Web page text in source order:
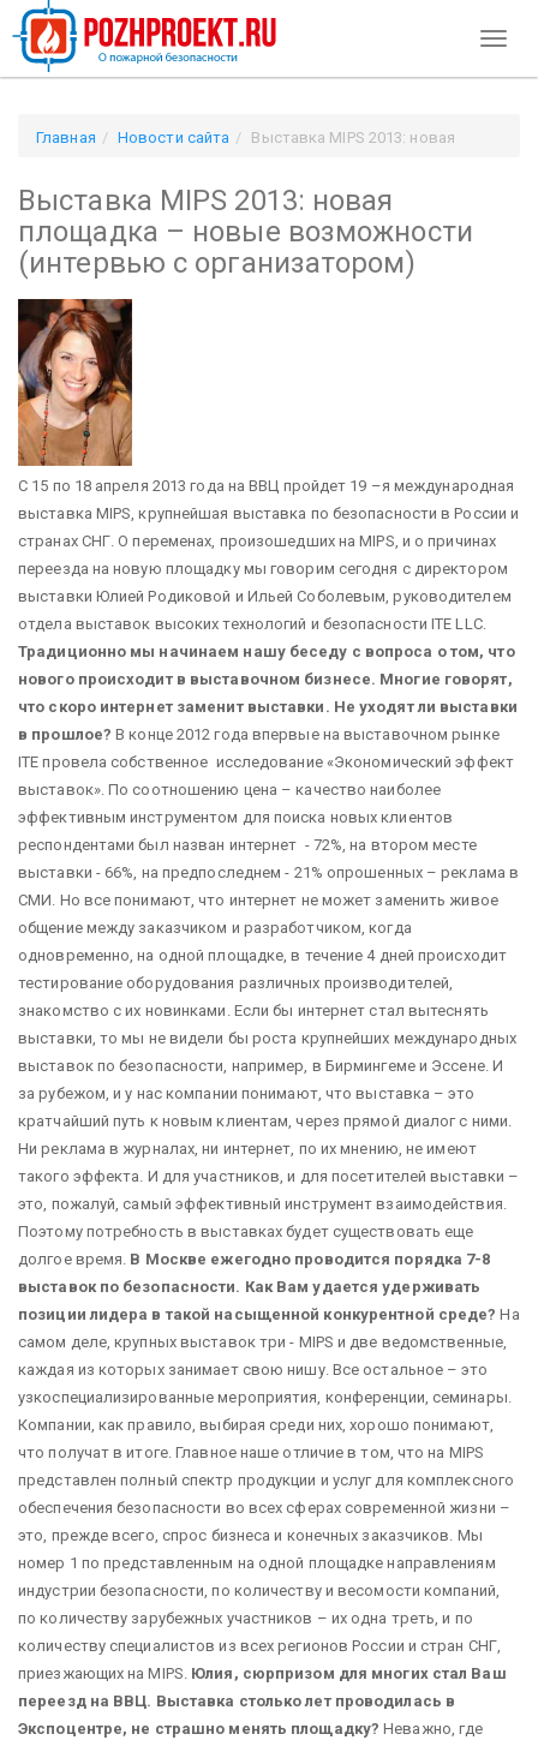
Главная Новости сайта
Выставка MIPS 2013: новая
организатором)
Выставка MIPS 2013: новая
площадка – новые возможности
(интервью с организатором)
С 15 по 18 апреля 2013 года на ВВЦ пройдет 19 –я международная
выставка MIPS, крупнейшая выставка по безопасности в России и
странах СНГ. О переменах, произошедших на MIPS, и о причинах
переезда на новую площадку мы говорим сегодня с директором
выставки Юлией Родиковой и Ильей Соболевым, руководителем
отдела выставок высоких технологий и безопасности ITE LLC.
Традиционно мы начинаем нашу беседу с вопроса о том, что
нового происходит в выставочном бизнесе. Многие говорят,
что скоро интернет заменит выставки. Не уходят ли выставки
в прошлое? В конце 2012 года впервые на выставочном рынке
ITE провела собственное исследование «Экономический эффект
выставок». По соотношению цена – качество наиболее
эффективным инструментом для поиска новых клиентов
респондентами был назван интернет - 72%, на втором месте
выставки - 66%, на предпоследнем - 21% опрошенных – реклама в
СМИ. Но все понимают, что интернет не может заменить живое
общение между заказчиком и разработчиком, когда
одновременно, на одной площадке, в течение 4 дней происходит
тестирование оборудования различных производителей,
знакомство с их новинками. Если бы интернет стал вытеснять
выставки, то мы не видели бы роста крупнейших международных
выставок по безопасности, например, в Бирмингеме и Эссене. И
за рубежом, и у нас компании понимают, что выставка – это
кратчайший путь к новым клиентам, через прямой диалог с ними.
Ни реклама в журналах, ни интернет, по их мнению, не имеют
такого эффекта. И для участников, и для посетителей выставки –
это, пожалуй, самый эффективный инструмент взаимодействия.
Поэтому потребность в выставках будет существовать еще
долгое время. В Москве ежегодно проводится порядка 7-8
выставок по безопасности. Как Вам удается удерживать
позиции лидера в такой насыщенной конкурентной среде? На
самом деле, крупных выставок три - MIPS и две ведомственные,
каждая из которых занимает свою нишу. Все остальное – это
узкоспециализированные мероприятия, конференции, семинары.
Компании, как правило, выбирая среди них, хорошо понимают,
что получат в итоге. Главное наше отличие в том, что на MIPS
представлен полный спектр продукции и услуг для комплексного
обеспечения безопасности во всех сферах современной жизни –
это, прежде всего, спрос бизнеса и конечных заказчиков. Мы
номер 1 по представленным на одной площадке направлениям
индустрии безопасности, по количеству и весомости компаний,
по количеству зарубежных участников – их одна треть, и по
количеству специалистов из всех регионов России и стран СНГ,
приезжающих на MIPS. Юлия, сюрпризом для многих стал Ваш
переезд на ВВЦ. Выставка столько лет проводилась в
Экспоцентре, не страшно менять площадку? Неважно, где